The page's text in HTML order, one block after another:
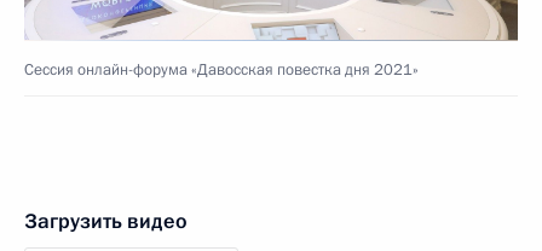
Сессия онлайн-форума «Давосская повестка дня 2021»
Загрузить видео